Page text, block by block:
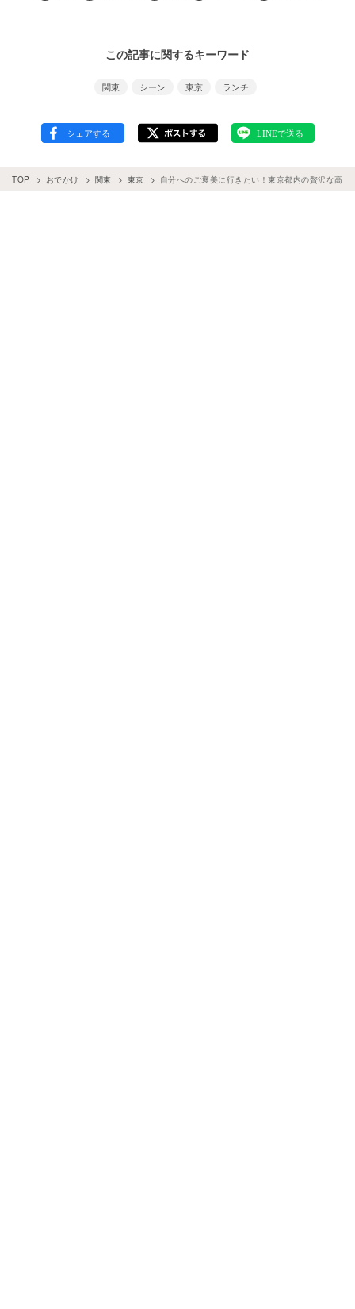
この記事に関するキーワード
関東 シーン 東京 ランチ
TOP おでかけ 関東 東京 自分へのご褒美に行きたい！東京都内の贅沢な高